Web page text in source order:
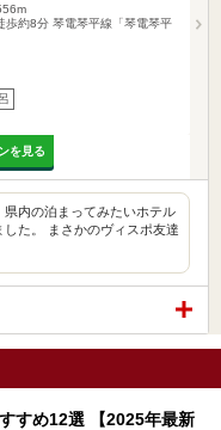
歩約8分 琴電琴平線「琴電琴平
を見る
内の泊まってみたいホテル
た。 まさかのヴィスポ友達
すめ12選 【2025年最新